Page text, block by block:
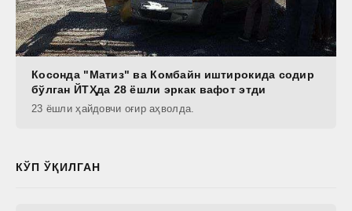
Косонда "Матиз" ва Комбайн иштирокида содир
бўлган ЙТҲда 28 ёшли эркак вафот этди
23 ёшли ҳайдовчи оғир аҳволда.
КЎП ЎҚИЛГАН